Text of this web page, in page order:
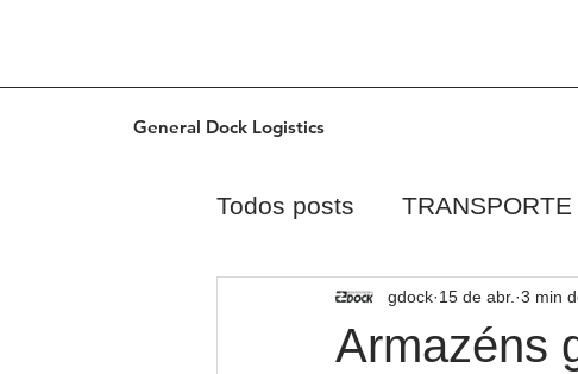
General Dock Logistics
Todos posts TRANSPORTE
TECNOLOGIA
Armazéns
gdock 15 de abr. 3 min